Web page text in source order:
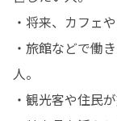
・将来、カフェ
・旅館などで働
人。
・観光客や住民